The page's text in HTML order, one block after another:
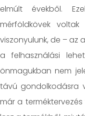
elmúlt évekből.
mérföldkövek
viszonyulunk, de – az
a felhasználási
önmagukban nem
távú gondolkodásra
már a